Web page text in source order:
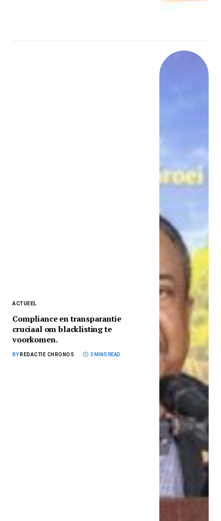
ACTUEEL
Compliance en transparantie
cruciaal om blacklisting te
voorkomen.
BY REDACTIE CHRONOS 3 MINS READ